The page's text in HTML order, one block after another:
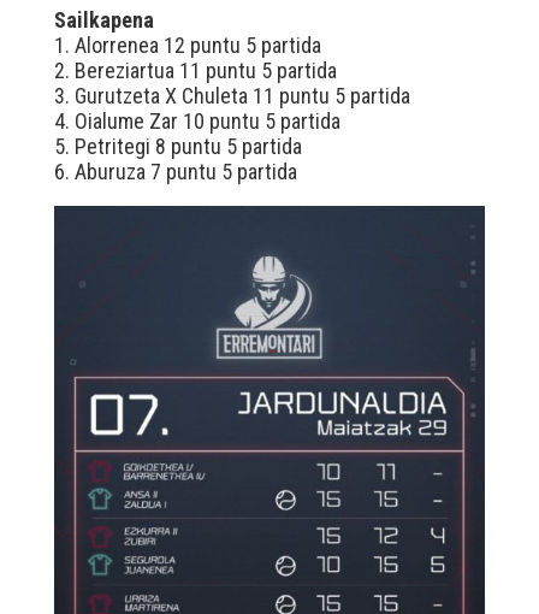
Sailkapena
1. Alorrenea 12 puntu 5 partida
2. Bereziartua 11 puntu 5 partida
3. Gurutzeta X Chuleta 11 puntu 5 partida
4. Oialume Zar 10 puntu 5 partida
5. Petritegi 8 puntu 5 partida
6. Aburuza 7 puntu 5 partida